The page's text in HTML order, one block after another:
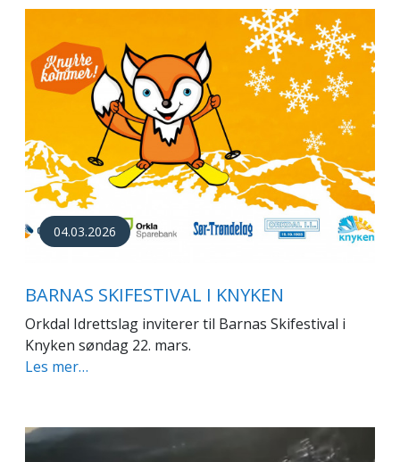
04.03.2026
BARNAS SKIFESTIVAL I KNYKEN
Orkdal Idrettslag inviterer til Barnas Skifestival i
Knyken søndag 22. mars.
Les mer…